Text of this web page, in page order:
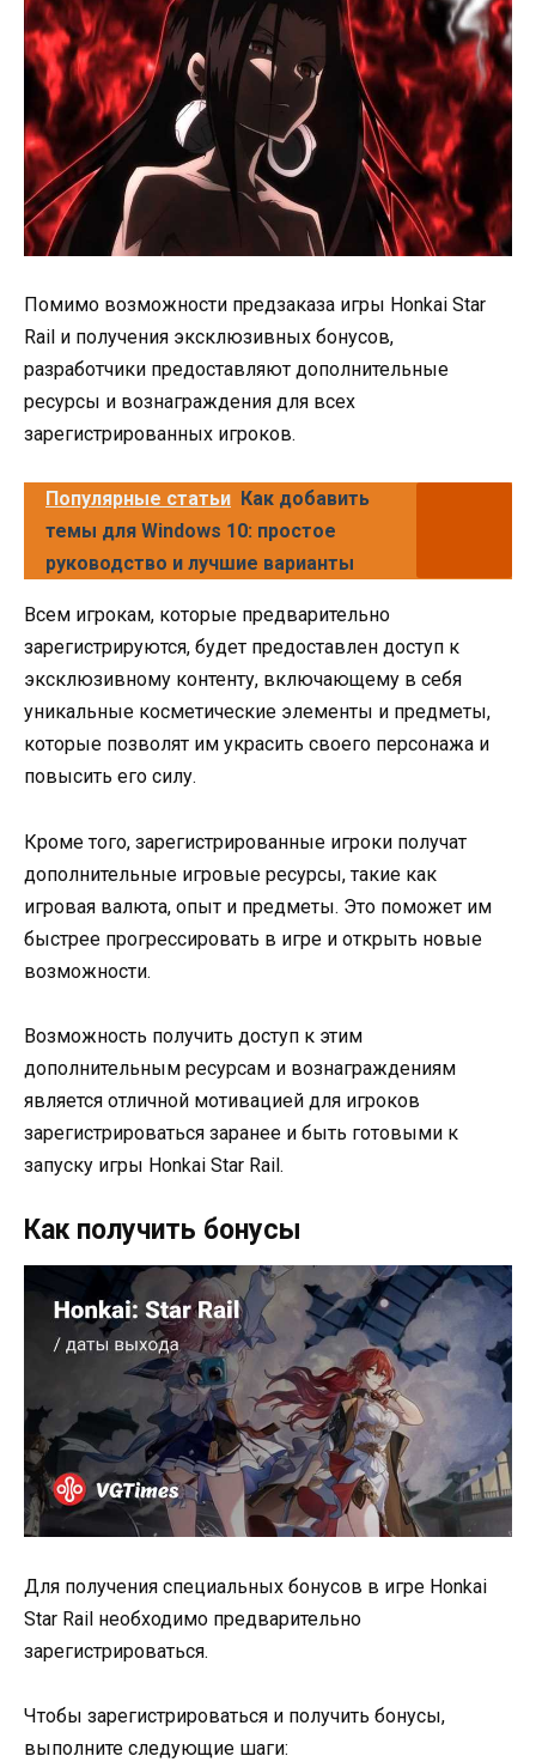
Помимо возможности предзаказа игры Honkai Star
Rail и получения эксклюзивных бонусов,
разработчики предоставляют дополнительные
ресурсы и вознаграждения для всех
зарегистрированных игроков.
Популярные статьи Как добавить
темы для Windows 10: простое
руководство и лучшие варианты
Всем игрокам, которые предварительно
зарегистрируются, будет предоставлен доступ к
эксклюзивному контенту, включающему в себя
уникальные косметические элементы и предметы,
которые позволят им украсить своего персонажа и
повысить его силу.
Кроме того, зарегистрированные игроки получат
дополнительные игровые ресурсы, такие как
игровая валюта, опыт и предметы. Это поможет им
быстрее прогрессировать в игре и открыть новые
возможности.
Возможность получить доступ к этим
дополнительным ресурсам и вознаграждениям
является отличной мотивацией для игроков
зарегистрироваться заранее и быть готовыми к
запуску игры Honkai Star Rail.
Как получить бонусы
Для получения специальных бонусов в игре Honkai
Star Rail необходимо предварительно
зарегистрироваться.
Чтобы зарегистрироваться и получить бонусы,
выполните следующие шаги: